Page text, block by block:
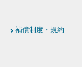
補償制度・規約